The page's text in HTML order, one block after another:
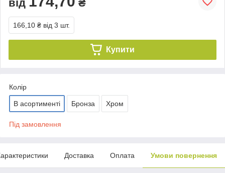
від ₴
166,10 ₴ від 3 шт.
Купити
Колір
В асортименті Бронза Хром
Під замовлення
Доставка Оплата Умови повернення